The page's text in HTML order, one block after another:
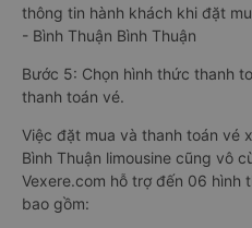
thông tin hành khách khi đặt
- Bình Thuận Bình Thuận
Bước 5: Chọn hình thức thanh
thanh toán vé.
Việc đặt mua và thanh toán vé
Bình Thuận limousine cũng vô
Vexere.com hỗ trợ đến 06 hình
bao gồm: